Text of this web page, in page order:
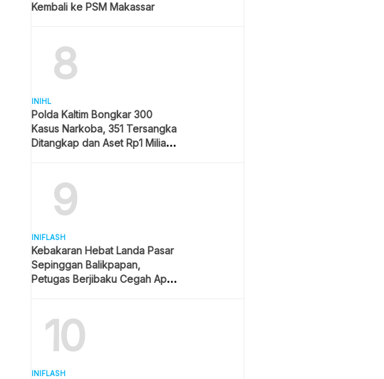
Kembali ke PSM Makassar
8
INIHL
Polda Kaltim Bongkar 300
Kasus Narkoba, 351 Tersangka
Ditangkap dan Aset Rp1 Miliar
9
INIFLASH
Kebakaran Hebat Landa Pasar
Sepinggan Balikpapan,
Petugas Berjibaku Cegah Api
10
INIFLASH